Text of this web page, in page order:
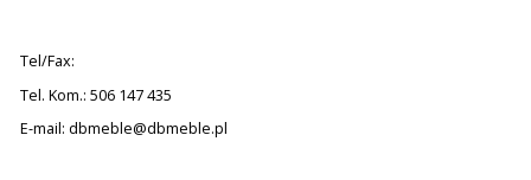
Tel/Fax:
Tel. Kom.: 506 147 435
E-mail: dbmeble@dbmeble.pl